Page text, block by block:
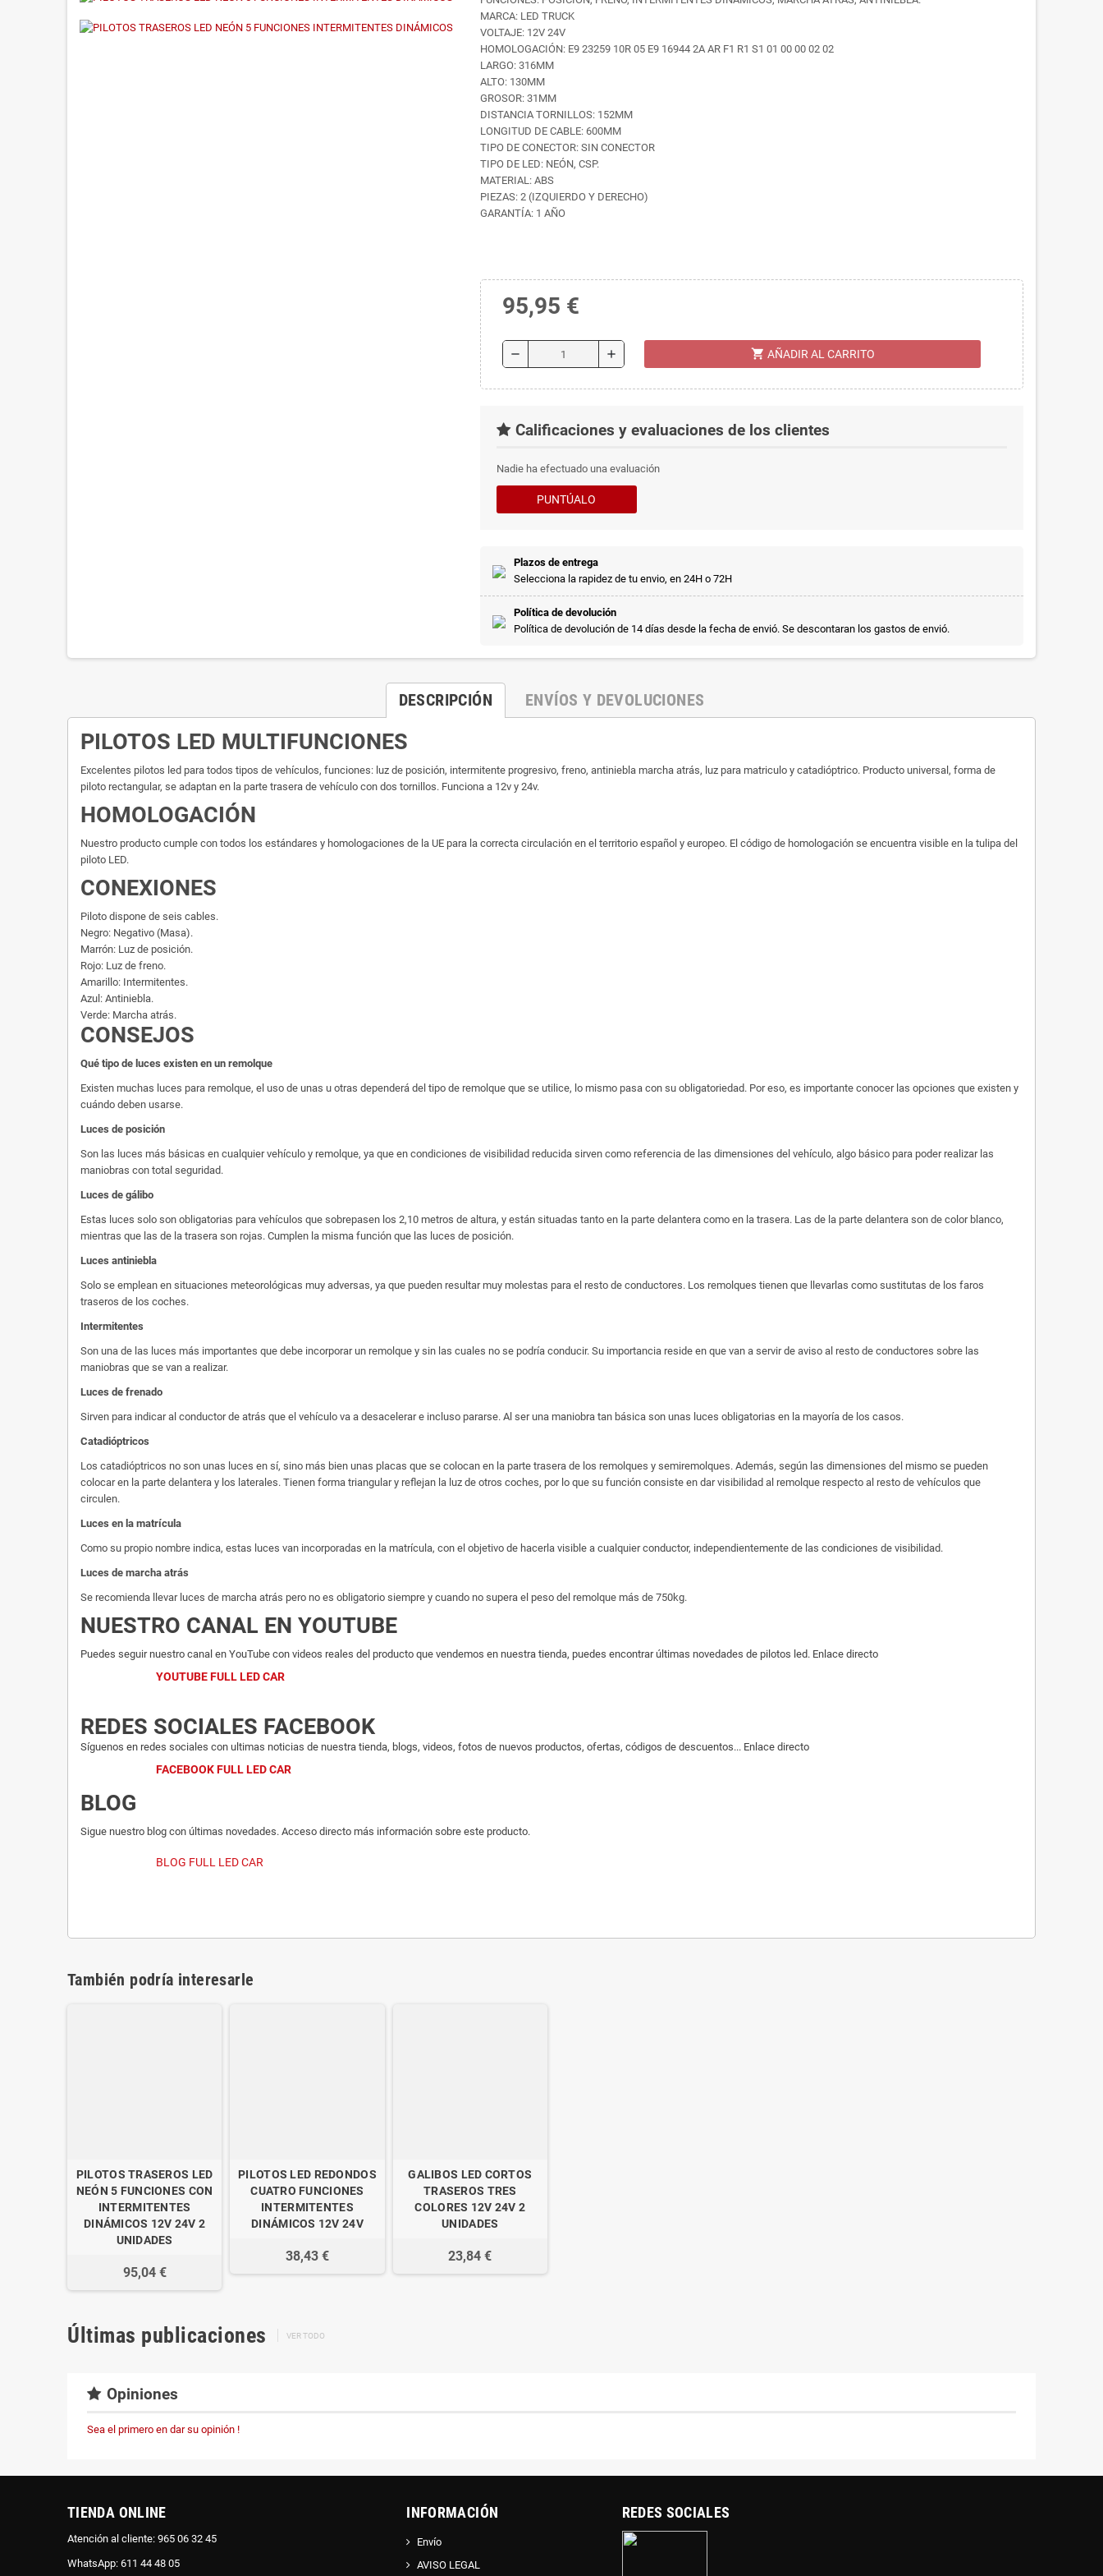
MARCA: LED TRUCK
VOLTAJE: 12V 24V
HOMOLOGACIÓN: E9 23259 10R 05 E9 16944 2A AR F1 R1 S1 01 00 00 02 02
LARGO: 316MM
ALTO: 130MM
GROSOR: 31MM
DISTANCIA TORNILLOS: 152MM
LONGITUD DE CABLE: 600MM
TIPO DE CONECTOR: SIN CONECTOR
TIPO DE LED: NEÓN, CSP.
MATERIAL: ABS
PIEZAS: 2 (IZQUIERDO Y DERECHO)
GARANTÍA: 1 AÑO
95,95 €
remove add shopping_cart AÑADIR AL CARRITO
Calificaciones y evaluaciones de los clientes
Nadie ha efectuado una evaluación
PUNTÚALO
Plazos de entrega
Selecciona la rapidez de tu envio, en 24H o 72H
Política de devolución
Política de devolución de 14 días desde la fecha de envió. Se descontaran los gastos de envió.
DESCRIPCIÓN ENVÍOS Y DEVOLUCIONES
PILOTOS LED MULTIFUNCIONES
Excelentes pilotos led para todos tipos de vehículos, funciones: luz de posición, intermitente progresivo, freno, antiniebla marcha atrás, luz para matriculo y catadióptrico. Producto universal, forma de
piloto rectangular, se adaptan en la parte trasera de vehículo con dos tornillos. Funciona a 12v y 24v.
HOMOLOGACIÓN
Nuestro producto cumple con todos los estándares y homologaciones de la UE para la correcta circulación en el territorio español y europeo. El código de homologación se encuentra visible en la tulipa del
piloto LED.
CONEXIONES
Piloto dispone de seis cables.
Negro: Negativo (Masa).
Marrón: Luz de posición.
Rojo: Luz de freno.
Amarillo: Intermitentes.
Azul: Antiniebla.
Verde: Marcha atrás.
CONSEJOS
Qué tipo de luces existen en un remolque
Existen muchas luces para remolque, el uso de unas u otras dependerá del tipo de remolque que se utilice, lo mismo pasa con su obligatoriedad. Por eso, es importante conocer las opciones que existen y
cuándo deben usarse.
Luces de posición
Son las luces más básicas en cualquier vehículo y remolque, ya que en condiciones de visibilidad reducida sirven como referencia de las dimensiones del vehículo, algo básico para poder realizar las
maniobras con total seguridad.
Luces de gálibo
Estas luces solo son obligatorias para vehículos que sobrepasen los 2,10 metros de altura, y están situadas tanto en la parte delantera como en la trasera. Las de la parte delantera son de color blanco,
mientras que las de la trasera son rojas. Cumplen la misma función que las luces de posición.
Luces antiniebla
Solo se emplean en situaciones meteorológicas muy adversas, ya que pueden resultar muy molestas para el resto de conductores. Los remolques tienen que llevarlas como sustitutas de los faros
traseros de los coches.
Intermitentes
Son una de las luces más importantes que debe incorporar un remolque y sin las cuales no se podría conducir. Su importancia reside en que van a servir de aviso al resto de conductores sobre las
maniobras que se van a realizar.
Luces de frenado
Sirven para indicar al conductor de atrás que el vehículo va a desacelerar e incluso pararse. Al ser una maniobra tan básica son unas luces obligatorias en la mayoría de los casos.
Catadióptricos
Los catadióptricos no son unas luces en sí, sino más bien unas placas que se colocan en la parte trasera de los remolques y semiremolques. Además, según las dimensiones del mismo se pueden
colocar en la parte delantera y los laterales. Tienen forma triangular y reflejan la luz de otros coches, por lo que su función consiste en dar visibilidad al remolque respecto al resto de vehículos que
circulen.
Luces en la matrícula
Como su propio nombre indica, estas luces van incorporadas en la matrícula, con el objetivo de hacerla visible a cualquier conductor, independientemente de las condiciones de visibilidad.
Luces de marcha atrás
Se recomienda llevar luces de marcha atrás pero no es obligatorio siempre y cuando no supera el peso del remolque más de 750kg.
NUESTRO CANAL EN YOUTUBE
Puedes seguir nuestro canal en YouTube con videos reales del producto que vendemos en nuestra tienda, puedes encontrar últimas novedades de pilotos led. Enlace directo
YOUTUBE FULL LED CAR
REDES SOCIALES FACEBOOK
Síguenos en redes sociales con ultimas noticias de nuestra tienda, blogs, videos, fotos de nuevos productos, ofertas, códigos de descuentos... Enlace directo
FACEBOOK FULL LED CAR
BLOG
Sigue nuestro blog con últimas novedades. Acceso directo más información sobre este producto.
BLOG FULL LED CAR
También podría interesarle
PILOTOS TRASEROS LED
NEÓN 5 FUNCIONES CON
INTERMITENTES
DINÁMICOS 12V 24V 2
UNIDADES
95,04 €
PILOTOS LED REDONDOS
CUATRO FUNCIONES
INTERMITENTES
DINÁMICOS 12V 24V
38,43 €
GALIBOS LED CORTOS
TRASEROS TRES
COLORES 12V 24V 2
UNIDADES
23,84 €
Últimas publicaciones VER TODO
Opiniones
Sea el primero en dar su opinión !
TIENDA ONLINE
Atención al cliente: 965 06 32 45
WhatsApp: 611 44 48 05
INFORMACIÓN
Envío
AVISO LEGAL
REDES SOCIALES